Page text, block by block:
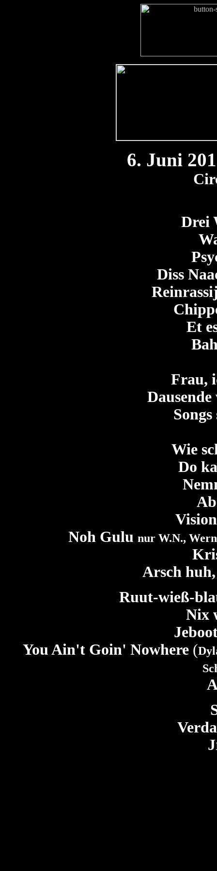
6. Juni
Drei
Diss
Et
Frau,
Wie
Do
Noh Gulu nur W.N.,
Arsch
Ruut-wieß-
Nix
You Ain't Goin' Nowhere (